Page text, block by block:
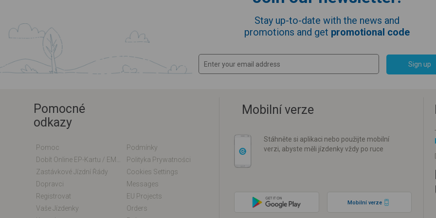
Stay up-to-date with the news and
promotions and get promotional code
Sign up
Pomocné
odkazy
Pomoc
Podmínky
Polityka Prywatności
Zastávkové Jízdní Řády
Cookies Settings
Dopravci
Messages
Registrovat
EU Projects
Vaše Jízdenky
Orders
Mobilní verze
Stáhněte si aplikaci nebo použijte mobilní
verzi, abyste měli jízdenky vždy po ruce
Mobilní verze